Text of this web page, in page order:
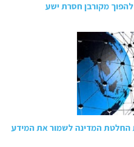
מקורבן חסרת ישע
המדינה לשמור את המידע